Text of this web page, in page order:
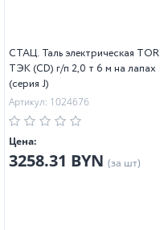
СТАЦ. Таль электрическая TOR
ТЭК (CD) г/п 2,0 т 6 м на лапах
(серия J)
Артикул: 1024676
Цена:
3258.31 BYN (за шт)